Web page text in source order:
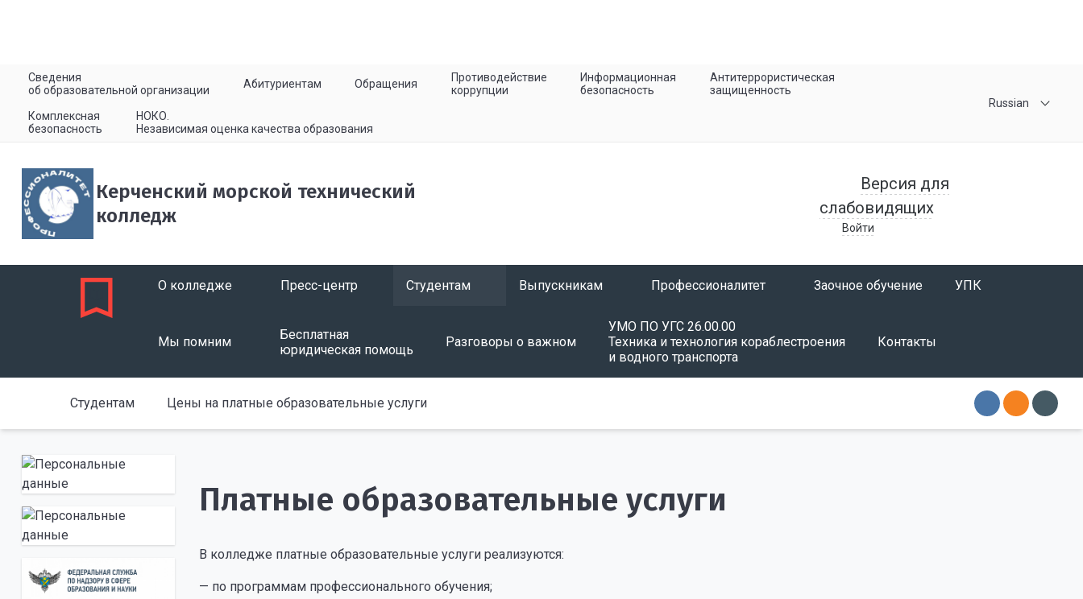
Сведения
об образовательной организации
Абитуриентам Обращения
Противодействие
коррупции
Информационная
безопасность
Антитеррористическая
защищенность
Комплексная
безопасность
НОКО.
Независимая оценка качества образования
Russian
Керченский морской технический
колледж
Версия для
слабовидящих
Войти
О колледже Пресс-центр Студентам Выпускникам Профессионалитет Заочное обучение УПК
Мы помним
Бесплатная
юридическая помощь
Разговоры о важном
УМО ПО УГС 26.00.00
Техника и технология кораблестроения
и водного транспорта
Контакты
Студентам Цены на платные образовательные услуги
Платные образовательные услуги
В колледже платные образовательные услуги реализуются:
— по программам профессионального обучения;